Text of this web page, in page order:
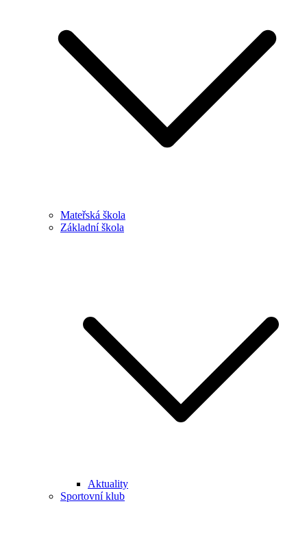
Mateřská škola
Základní škola
Aktuality
Sportovní klub